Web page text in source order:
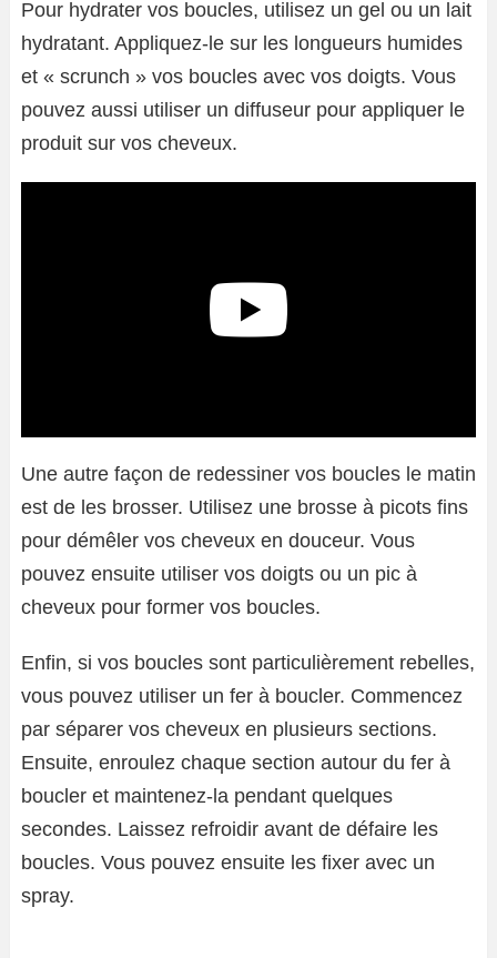
Pour hydrater vos boucles, utilisez un gel ou un lait
hydratant. Appliquez-le sur les longueurs humides
et « scrunch » vos boucles avec vos doigts. Vous
pouvez aussi utiliser un diffuseur pour appliquer le
produit sur vos cheveux.
Une autre façon de redessiner vos boucles le matin
est de les brosser. Utilisez une brosse à picots fins
pour démêler vos cheveux en douceur. Vous
pouvez ensuite utiliser vos doigts ou un pic à
cheveux pour former vos boucles.
Enfin, si vos boucles sont particulièrement rebelles,
vous pouvez utiliser un fer à boucler. Commencez
par séparer vos cheveux en plusieurs sections.
Ensuite, enroulez chaque section autour du fer à
boucler et maintenez-la pendant quelques
secondes. Laissez refroidir avant de défaire les
boucles. Vous pouvez ensuite les fixer avec un
spray.